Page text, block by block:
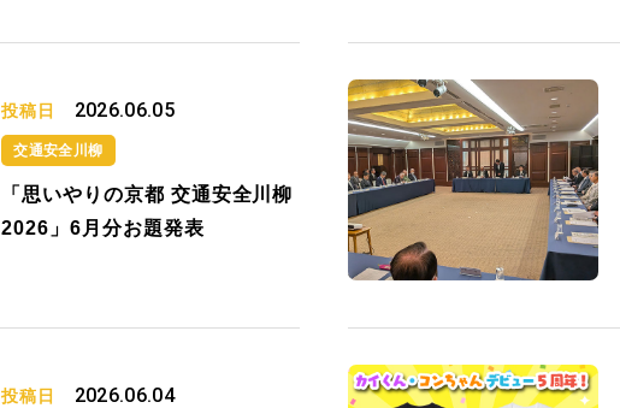
投稿日 2026.06.05
交通安全川柳
「思いやりの京都 交通安全川柳
2026」6月分お題発表
投稿日 2026.06.04